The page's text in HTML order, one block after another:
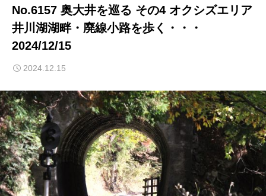
No.6157 奥大井を巡る その4 オクシズエリア
井川湖湖畔・廃線小路を歩く・・・
2024/12/15
2024.12.15